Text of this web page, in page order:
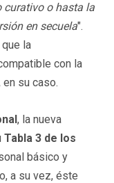
curativo o hasta la
en secuela".
la
con la
su caso.
, la nueva
Tabla 3 de los
básico y
a su vez, éste